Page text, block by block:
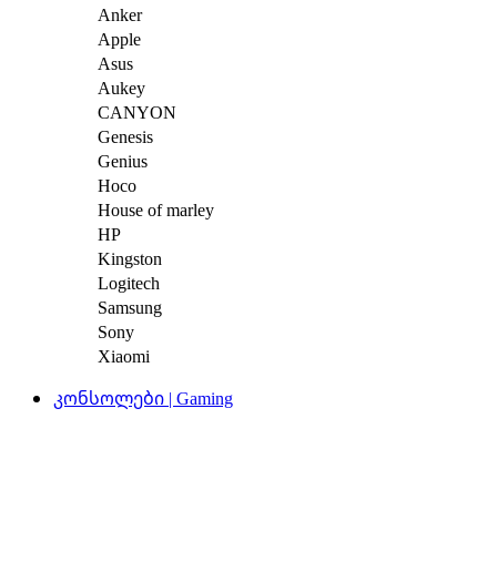
Anker
Apple
Asus
Aukey
CANYON
Genesis
Genius
Hoco
House of marley
HP
Kingston
Logitech
Samsung
Sony
Xiaomi
კონსოლები | Gaming